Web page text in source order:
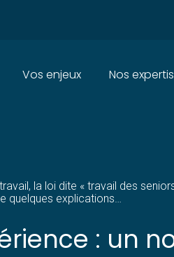
Principal
Vos enjeux Nos
CDI DE
la loi dite « travail des
quelques explications…
: un